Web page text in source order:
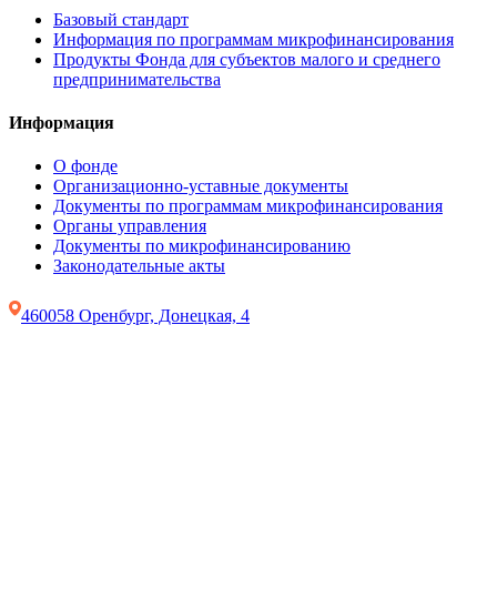
Базовый стандарт
Информация по программам микрофинансирования
Продукты Фонда для субъектов малого и среднего
предпринимательства
Информация
О фонде
Организационно-уставные документы
Документы по программам микрофинансирования
Органы управления
Документы по микрофинансированию
Законодательные акты
460058 Оренбург, Донецкая, 4